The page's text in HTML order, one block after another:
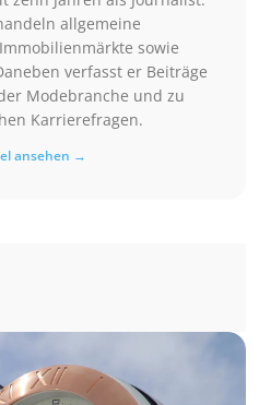
allgemeine
sowie
verfasst er Beiträge
Modebranche und zu
Karrierefragen.
ansehen →